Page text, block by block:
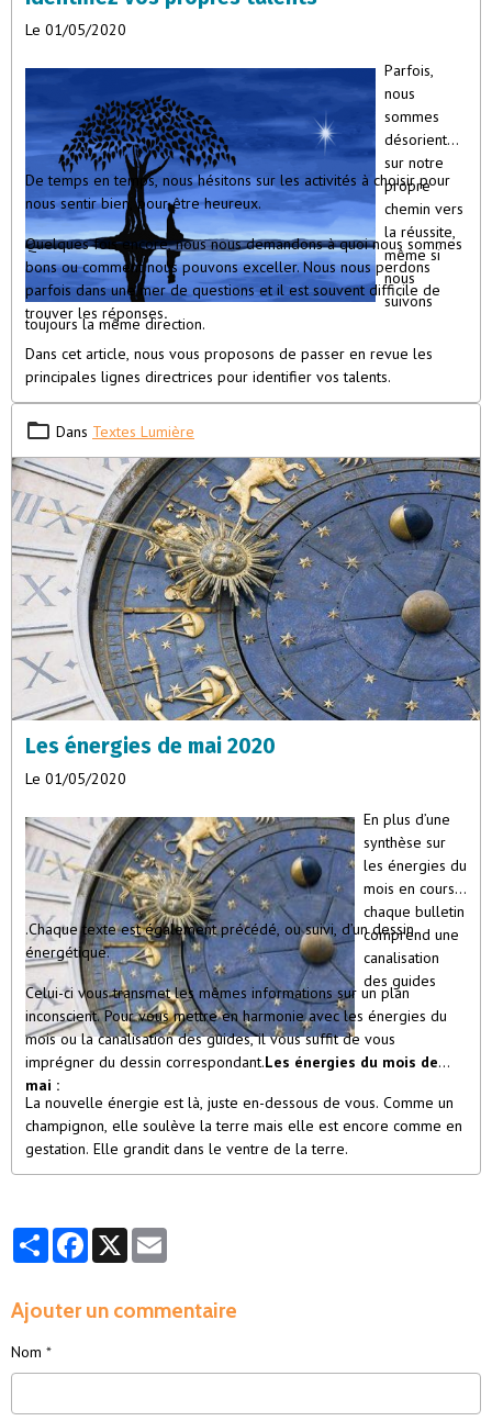
Le 01/05/2020
Parfois,
nous
sommes
désorientés
sur notre
propre
chemin vers
la réussite,
même si
nous
suivons
toujours la même direction.
De temps en temps, nous hésitons sur les activités à choisir pour
nous sentir bien, pour être heureux.
Quelques fois encore, nous nous demandons à quoi nous sommes
bons ou comment nous pouvons exceller. Nous nous perdons
parfois dans une mer de questions et il est souvent difficile de
trouver les réponses.
Dans cet article, nous vous proposons de passer en revue les
principales lignes directrices pour identifier vos talents.
Dans Textes Lumière
Les énergies de mai 2020
Le 01/05/2020
En plus d’une
synthèse sur
les énergies du
mois en cours,
chaque bulletin
comprend une
canalisation
des guides
.Chaque texte est également précédé, ou suivi, d’un dessin
énergétique.
Celui-ci vous transmet les mêmes informations sur un plan
inconscient. Pour vous mettre en harmonie avec les énergies du
mois ou la canalisation des guides, il vous suffit de vous
imprégner du dessin correspondant.Les énergies du mois de
mai :
La nouvelle énergie est là, juste en-dessous de vous. Comme un
champignon, elle soulève la terre mais elle est encore comme en
gestation. Elle grandit dans le ventre de la terre.
PartagerFacebook
X
Ajouter un commentaire
Nom